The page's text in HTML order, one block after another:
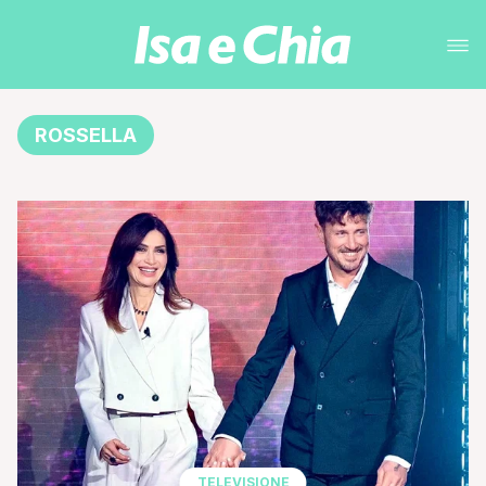
ROSSELLA
TELEVISIONE